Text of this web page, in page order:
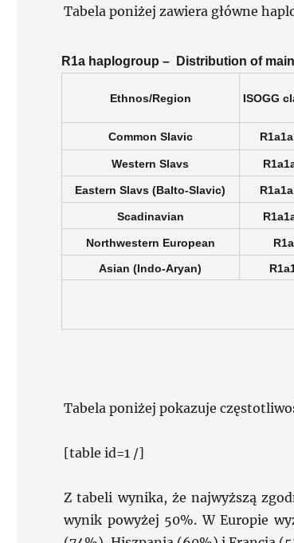
Tabela poniżej zawiera główne
R1a haplogroup –
Ethnos/Region ISOGG
Common Slavic
Western Slavs
Eastern Slavs (Balto-Slavic)
Scadinavian
Northwestern European
Asian (Indo-Aryan)
Tabela poniżej pokazuje
[table id=1 /]
Z tabeli wynika, że najwyższą
wynik powyżej 50%. W Europie